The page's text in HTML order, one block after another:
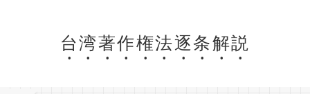
台湾著作権法逐条解説